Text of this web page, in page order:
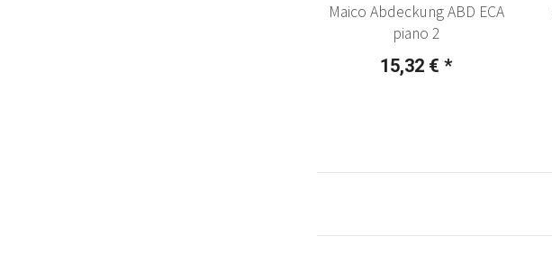
Maico Abdeckung ABD ECA
piano 2
15,32 € *